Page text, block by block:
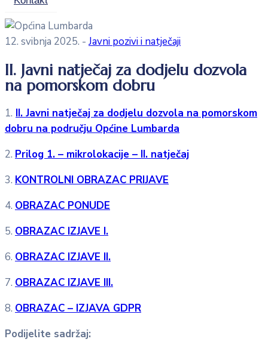
12. svibnja 2025. - Javni pozivi i natječaji
II. Javni natječaj za dodjelu dozvola
na pomorskom dobru
1. II. Javni natječaj za dodjelu dozvola na pomorskom
dobru na području Općine Lumbarda
2. Prilog 1. – mikrolokacije – II. natječaj
3. KONTROLNI OBRAZAC PRIJAVE
4. OBRAZAC PONUDE
5. OBRAZAC IZJAVE I.
6. OBRAZAC IZJAVE II.
7. OBRAZAC IZJAVE III.
8. OBRAZAC – IZJAVA GDPR
Podijelite sadržaj: